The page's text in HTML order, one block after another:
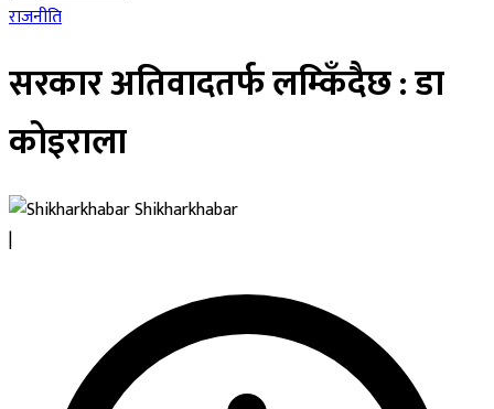
राजनीति
सरकार अतिवादतर्फ लम्किँदैछ : डा
कोइराला
Shikharkhabar
|